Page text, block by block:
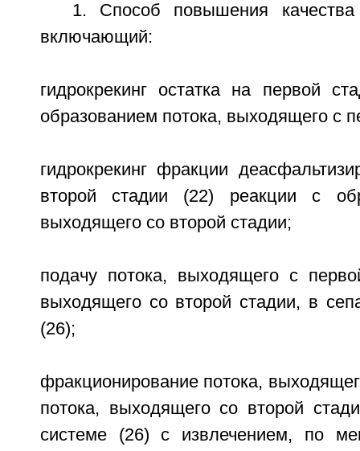
1. Способ повышения качества
включающий:
гидрокрекинг остатка на первой
образованием потока, выходящего с
гидрокрекинг фракции
второй стадии (22) реакции с
выходящего со второй стадии;
подачу потока, выходящего с
выходящего со второй стадии, в
(26);
фракционирование потока,
потока, выходящего со второй
системе (26) с извлечением, по